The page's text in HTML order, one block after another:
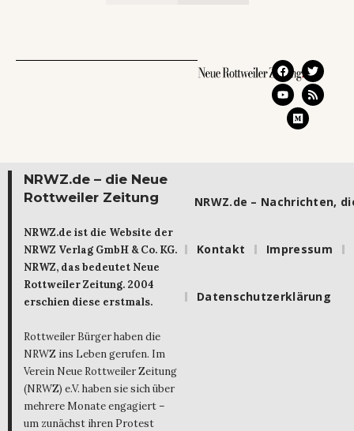
NRWZ.de – die Neue
Rottweiler Zeitung
NRWZ.de ist die Website der
NRWZ Verlag GmbH & Co. KG.
NRWZ, das bedeutet Neue
Rottweiler Zeitung. 2004
erschien diese erstmals.
Rottweiler Bürger haben die
NRWZ ins Leben gerufen. Im
Verein Neue Rottweiler Zeitung
(NRWZ) e.V. haben sie sich über
mehrere Monate engagiert –
um zunächst ihren Protest
NRWZ.de – Nachrichten,
Kontakt Impressum
Datenschutzerklärung